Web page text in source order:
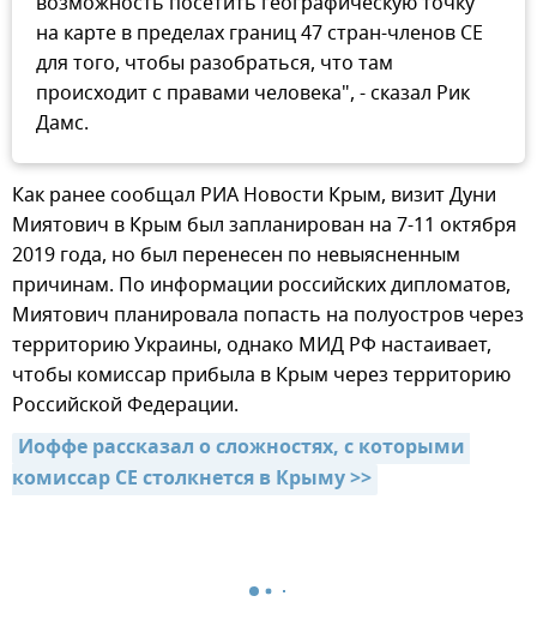
на карте в пределах границ 47 стран-членов СЕ
для того, чтобы разобраться, что там
происходит с правами человека", - сказал Рик
Дамс.
Как ранее сообщал РИА Новости Крым, визит Дуни
Миятович в Крым был запланирован на 7-11 октября
2019 года, но был перенесен по невыясненным
причинам. По информации российских дипломатов,
Миятович планировала попасть на полуостров через
территорию Украины, однако МИД РФ настаивает,
чтобы комиссар прибыла в Крым через территорию
Российской Федерации.
Иоффе рассказал о сложностях, с которыми
комиссар СЕ столкнется в Крыму >>